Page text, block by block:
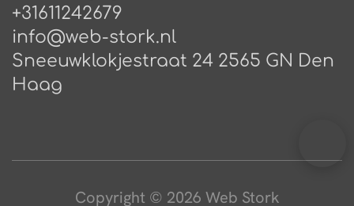
+31611242679
info@web-stork.nl
Sneeuwklokjestraat 24 2565 GN Den
Haag
Copyright © 2026 Web Stork